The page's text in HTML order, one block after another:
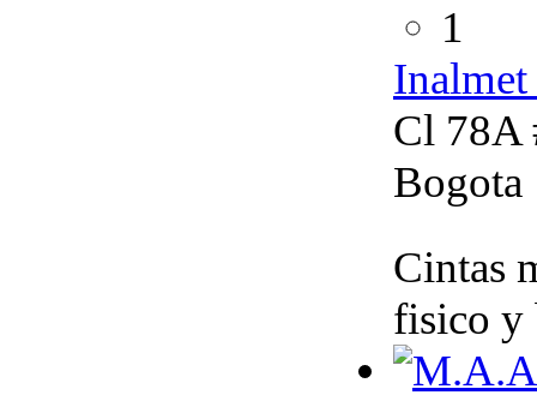
1
Inalmet
Cl 78A
Bogota
Cintas
fisico y